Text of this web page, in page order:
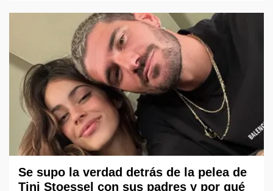
Se supo la verdad detrás de la pelea de
Tini Stoessel con sus padres y por qué